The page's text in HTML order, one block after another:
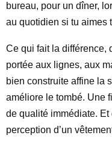
bureau, pour un dîner,
au quotidien si tu aimes
Ce qui fait la différence,
portée aux lignes, aux
bien construite affine la
améliore le tombé. Une
de qualité immédiate. Et
perception d’un